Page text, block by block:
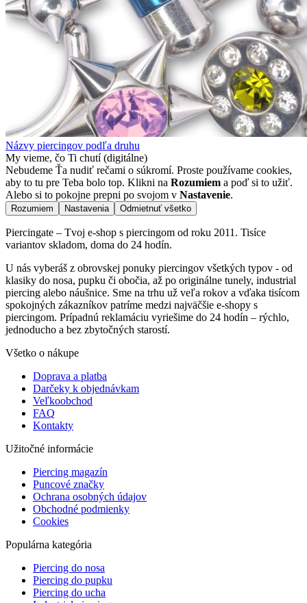
Názvy piercingov podľa druhu
My vieme, čo Ti chutí (digitálne)
Nebudeme Ťa nudiť rečami o súkromí. Proste používame cookies,
aby to tu pre Teba bolo top. Klikni na Rozumiem a poď si to užiť.
Alebo si to pokojne prepni po svojom v Nastavenie.
Rozumiem Nastavenia Odmietnuť všetko
Piercingate – Tvoj e-shop s piercingom od roku 2011. Tisíce
variantov skladom, doma do 24 hodín.
U nás vyberáš z obrovskej ponuky piercingov všetkých typov - od
klasiky do nosa, pupku či obočia, až po originálne tunely, industrial
piercing alebo náušnice. Sme na trhu už veľa rokov a vďaka tisícom
spokojných zákazníkov patríme medzi najväčšie e-shopy s
piercingom. Prípadnú reklamáciu vyriešime do 24 hodín – rýchlo,
jednoducho a bez zbytočných starostí.
Všetko o nákupe
Doprava a platba
Darčeky k objednávkam
Veľkoobchod
FAQ
Kontakty
Užitočné informácie
Piercing magazín
Puncové značky
Ochrana osobných údajov
Obchodné podmienky
Cookies
Populárna kategória
Piercing do nosa
Piercing do pupku
Piercing do ucha